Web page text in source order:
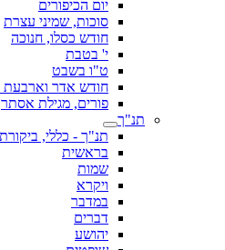
יום הכיפורים
סוכות, שמיני עצרת
חודש כסלו, חנוכה
י' בטבת
ט"ו בשבט
חודש אדר וארבעת
פורים, מגילת אסתר
תנ"ך
תנ"ך - כללי,
בראשית
שמות
ויקרא
במדבר
דברים
יהושע